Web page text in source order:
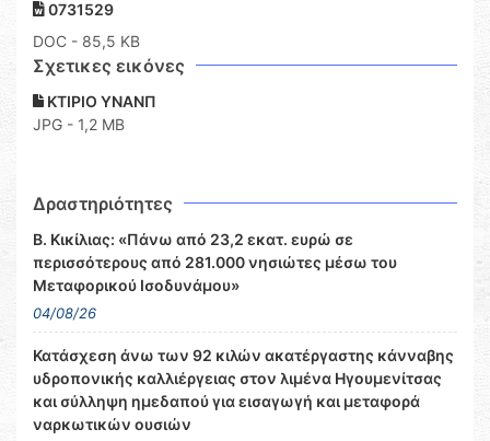
0731529
DOC - 85,5 KB
Σχετικες εικόνες
ΚΤΙΡΙΟ ΥΝΑΝΠ
JPG - 1,2 MB
Δραστηριότητες
Β. Κικίλιας: «Πάνω από 23,2 εκατ. ευρώ σε
περισσότερους από 281.000 νησιώτες μέσω του
Μεταφορικού Ισοδυνάμου»
04/08/26
Κατάσχεση άνω των 92 κιλών ακατέργαστης κάνναβης
υδροπονικής καλλιέργειας στον λιμένα Ηγουμενίτσας
και σύλληψη ημεδαπού για εισαγωγή και μεταφορά
ναρκωτικών ουσιών